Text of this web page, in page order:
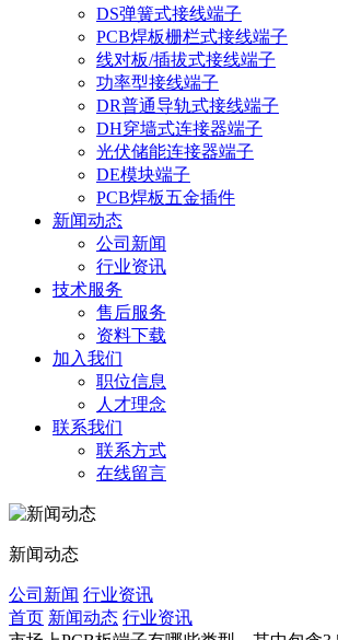
DS弹簧式接线端子
PCB焊板栅栏式接线端子
线对板/插拔式接线端子
功率型接线端子
DR普通导轨式接线端子
DH穿墙式连接器端子
光伏储能连接器端子
DE模块端子
PCB焊板五金插件
新闻动态
公司新闻
行业资讯
技术服务
售后服务
资料下载
加入我们
职位信息
人才理念
联系我们
联系方式
在线留言
新闻动态
公司新闻 行业资讯
首页 新闻动态 行业资讯